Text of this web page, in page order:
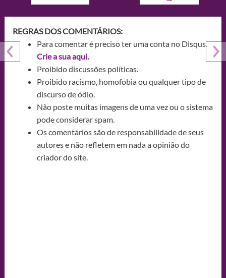
REGRAS DOS COMENTÁRIOS:
Para comentar é preciso ter uma conta no Disqus.
Crie a sua aqui.
Proibido discussões políticas.
Proibido racismo, homofobia ou qualquer tipo de
discurso de ódio.
Não poste muitas imagens de uma vez ou o sistema
pode considerar spam.
Os comentários são de responsabilidade de seus
autores e não refletem em nada a opinião do
criador do site.